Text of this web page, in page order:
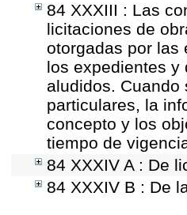
84 XXXIII : Las
licitaciones de
otorgadas por las
los expedientes y
aludidos.
particulares, la
concepto y los
tiempo de
84 XXXIV A : De
84 XXXIV B : De